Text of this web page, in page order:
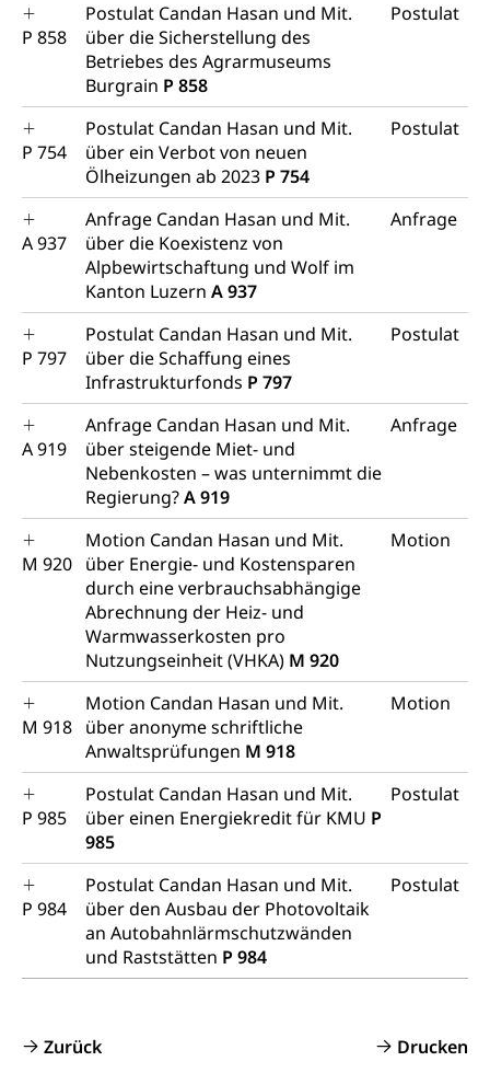
P 858
Postulat Candan Hasan und Mit.
über die Sicherstellung des
Betriebes des Agrarmuseums
Burgrain P 858
Postulat
P 754
Postulat Candan Hasan und Mit.
über ein Verbot von neuen
Ölheizungen ab 2023 P 754
Postulat
A 937
Anfrage Candan Hasan und Mit.
über die Koexistenz von
Alpbewirtschaftung und Wolf im
Kanton Luzern A 937
Anfrage
P 797
Postulat Candan Hasan und Mit.
über die Schaffung eines
Infrastrukturfonds P 797
Postulat
A 919
Anfrage Candan Hasan und Mit.
über steigende Miet- und
Nebenkosten – was unternimmt die
Regierung?A 919
Anfrage
M 920
Motion Candan Hasan und Mit.
über Energie- und Kostensparen
durch eine verbrauchsabhängige
Abrechnung der Heiz- und
Warmwasserkosten pro
Nutzungseinheit (VHKA) M 920
Motion
M 918
Motion Candan Hasan und Mit.
über anonyme schriftliche
Anwaltsprüfungen M 918
Motion
P 985
Postulat Candan Hasan und Mit.
über einen Energiekredit für KMU P
985
Postulat
P 984
Postulat Candan Hasan und Mit.
über den Ausbau der Photovoltaik
an Autobahnlärmschutzwänden
und Raststätten P 984
Postulat
Zurück Drucken